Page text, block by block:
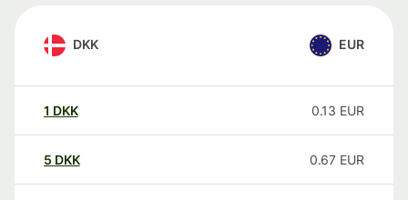
DKK EUR
1 DKK 0.13 EUR
5 DKK 0.67 EUR